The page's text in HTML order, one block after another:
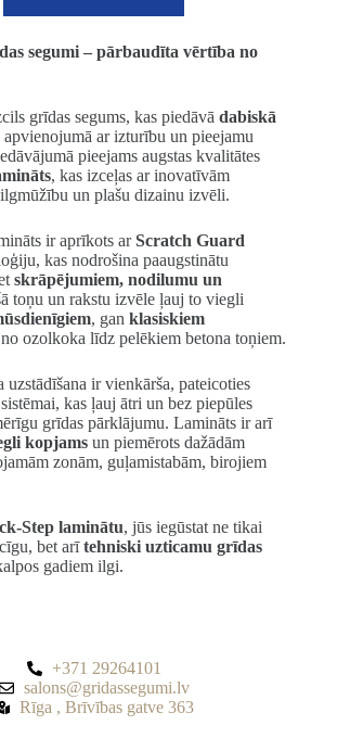
segumi – pārbaudīta vērtība no
grīdas segums, kas piedāvā dabiskā
apvienojumā ar izturību un pieejamu
pieejams augstas kvalitātes
, kas izceļas ar inovatīvām
un plašu dizainu izvēli.
ir aprīkots arScratch Guard
kas nodrošina paaugstinātu
skrāpējumiem, nodilumu un
toņu un rakstu izvēle ļauj to viegli
, gan klasiskiem
ozolkoka līdz pelēkiem betona toņiem.
uzstādīšana ir vienkārša, pateicoties
kas ļauj ātri un bez piepūles
grīdas pārklājumu. Lamināts ir arī
kopjamsun piemērots dažādām
zonām, guļamistabām, birojiem
Step laminātu, jūs iegūstat ne tikai
bet arītehniski uzticamu grīdas
gadiem ilgi.
+371 29264101
salons@gridassegumi.lv
Rīga , Brīvības gatve 363